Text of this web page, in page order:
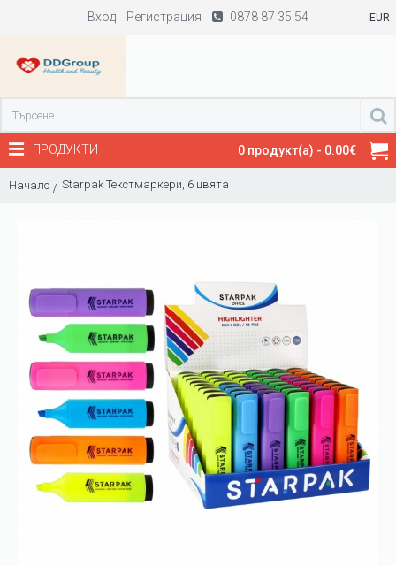
Вход Регистрация 0878 87 35 54 EUR
0 продукт(а) - 0.00€
ПРОДУКТИ
Начало Starpak Текстмаркери, 6 цвята